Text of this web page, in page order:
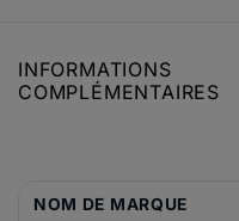
INFORMATIONS
COMPLÉMENTAIRES
NOM DE MARQUE